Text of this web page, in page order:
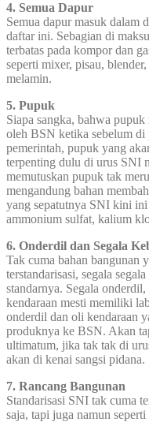
4. Semua Dapur
Semua dapur masuk dalam
daftar ini. Sebagian di
terbatas pada kompor dan
seperti mixer, pisau,
melamin.
5. Pupuk
Siapa sangka, bahwa
oleh BSN ketika sebelum di
pemerintah, pupuk yang
terpenting dulu di urus SNI
memutuskan pupuk tak
mengandung bahan
yang sepatutnya SNI kini
ammonium sulfat, kalium
6. Onderdil dan Segala
Tak cuma bahan bangunan
terstandarisasi, segala
standarnya. Segala
kendaraan mesti memiliki
onderdil dan oli kendaraan
produknya ke BSN. Akan
ultimatum, jika tak tak di
akan di kenai sangsi pidana.
7. Rancang Bangunan
Standarisasi SNI tak cuma
saja, tapi juga namun